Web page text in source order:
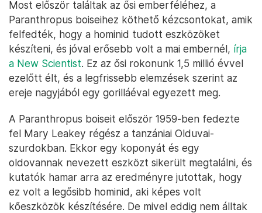
Most először találtak az ősi emberféléhez, a
Paranthropus boiseihez köthető kézcsontokat, amik
felfedték, hogy a hominid tudott eszközöket
készíteni, és jóval erősebb volt a mai embernél, írja
a New Scientist. Ez az ősi rokonunk 1,5 millió évvel
ezelőtt élt, és a legfrissebb elemzések szerint az
ereje nagyjából egy gorilláéval egyezett meg.
A Paranthropus boiseit először 1959-ben fedezte
fel Mary Leakey régész a tanzániai Olduvai-
szurdokban. Ekkor egy koponyát és egy
oldovannak nevezett eszközt sikerült megtalálni, és
kutatók hamar arra az eredményre jutottak, hogy
ez volt a legősibb hominid, aki képes volt
kőeszközök készítésére. De mivel eddig nem álltak